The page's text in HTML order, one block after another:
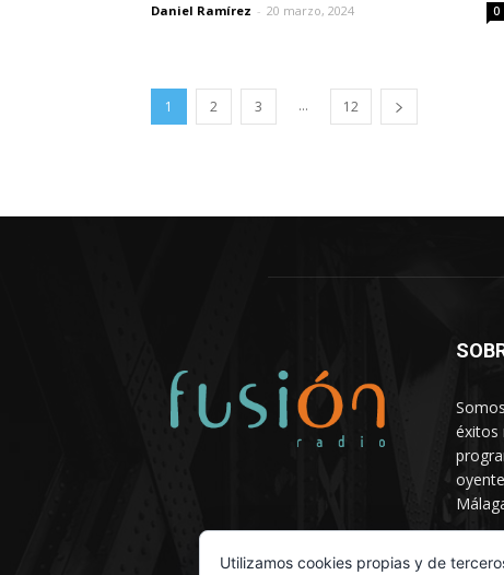
Daniel Ramírez - 20 marzo, 2024 0
1 2 3 ... 12
éxitos
Utilizamos cookies propias y de